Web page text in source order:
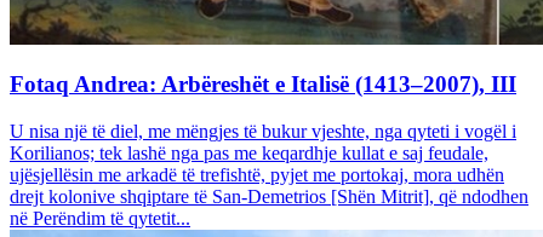
Fotaq Andrea: Arbëreshët e Italisë (1413–2007), III
U nisa një të diel, me mëngjes të bukur vjeshte, nga qyteti i vogël i
Korilianos; tek lashë nga pas me keqardhje kullat e saj feudale,
ujësjellësin me arkadë të trefishtë, pyjet me portokaj, mora udhën
drejt kolonive shqiptare të San-Demetrios [Shën Mitrit], që ndodhen
në Perëndim të qytetit...